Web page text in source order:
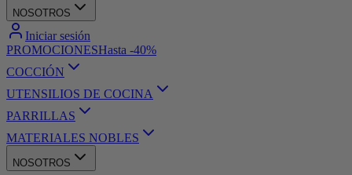
NOSOTROS
Iniciar sesión
PROMOCIONESHasta -40%
COCCIÓN
UTENSILIOS DE COCINA
PARRILLAS
MATERIALES NOBLES
NOSOTROS